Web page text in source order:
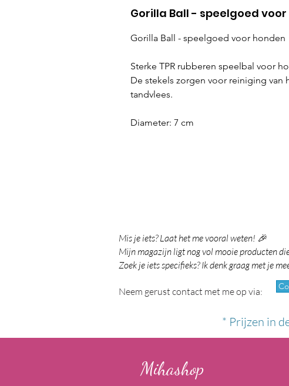
Gorilla Ball - speelgoed
Gorilla Ball - speelgoed voor honden
Sterke TPR rubberen speelbal voor
De stekels zorgen voor reiniging van
tandvlees.
Diameter: 7 cm
Mis je iets? Laat het me vooral weten! 🎉
Mijn magazijn ligt nog vol mooie producten
Zoek je iets specifieks? Ik denk graag met je
Neem gerust contact met me op via:
* Prijzen in
Mihashop